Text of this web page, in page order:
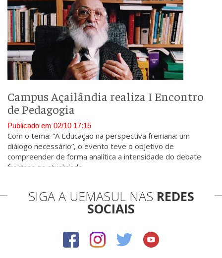
Campus Açailândia realiza I Encontro
de Pedagogia
Publicado em 02/10 17:15
Com o tema: “A Educação na perspectiva freiriana: um
diálogo necessário”, o evento teve o objetivo de
compreender de forma analítica a intensidade do debate
freiriano na atualidade.
SIGA A UEMASUL NAS REDES
SOCIAIS